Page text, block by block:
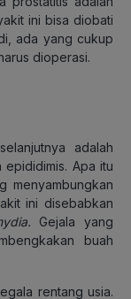
ini bisa diobati
ada yang cukup
dioperasi.
adalah
Apa itu
menyambungkan
ini disebabkan
Gejala yang
buah
rentang usia.